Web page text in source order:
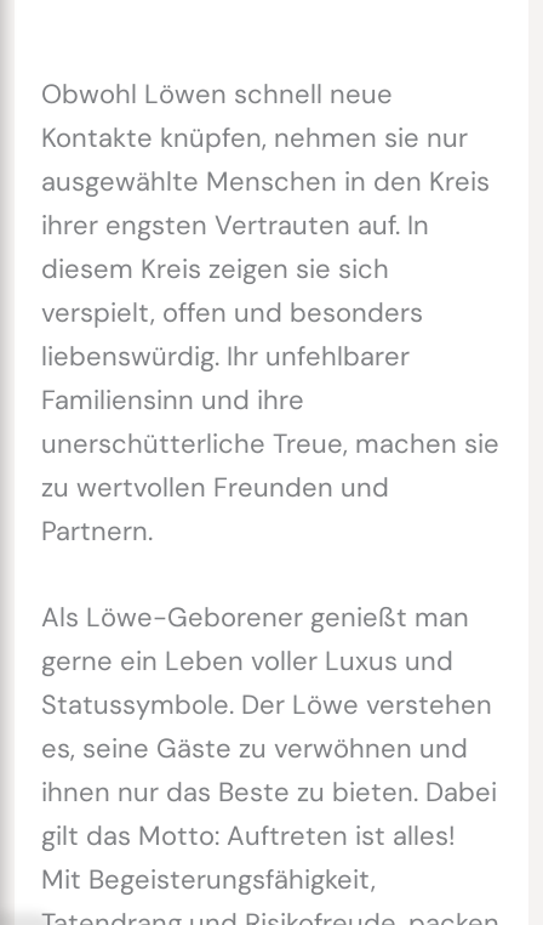
Obwohl Löwen schnell neue
Kontakte knüpfen, nehmen sie nur
ausgewählte Menschen in den Kreis
ihrer engsten Vertrauten auf. In
diesem Kreis zeigen sie sich
verspielt, offen und besonders
liebenswürdig. Ihr unfehlbarer
Familiensinn und ihre
unerschütterliche Treue, machen sie
zu wertvollen Freunden und
Partnern.
Als Löwe-Geborener genießt man
gerne ein Leben voller Luxus und
Statussymbole. Der Löwe verstehen
es, seine Gäste zu verwöhnen und
ihnen nur das Beste zu bieten. Dabei
gilt das Motto: Auftreten ist alles!
Mit Begeisterungsfähigkeit,